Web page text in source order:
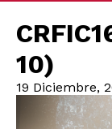
10)
19 Diciembre,